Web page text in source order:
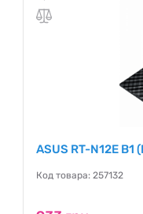
ASUS RT-N12E B1
Код товара: 257132